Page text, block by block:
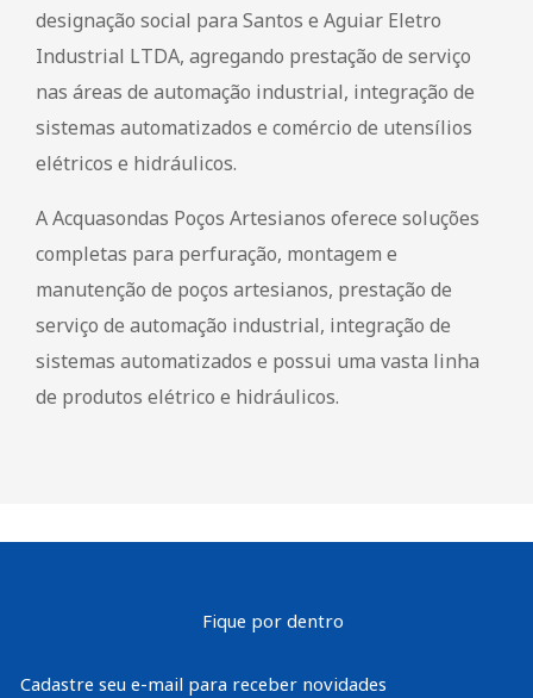
designação social para Santos e Aguiar Eletro
Industrial LTDA, agregando prestação de serviço
nas áreas de automação industrial, integração de
sistemas automatizados e comércio de utensílios
elétricos e hidráulicos.
A Acquasondas Poços Artesianos oferece soluções
completas para perfuração, montagem e
manutenção de poços artesianos, prestação de
serviço de automação industrial, integração de
sistemas automatizados e possui uma vasta linha
de produtos elétrico e hidráulicos.
Fique por dentro
Cadastre seu e-mail para receber novidades